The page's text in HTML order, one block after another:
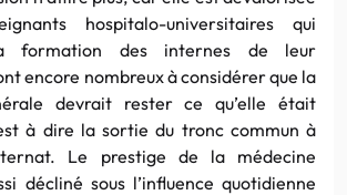
hospitalo-universitaires qui
formation des internes de leur
encore nombreux à considérer que la
devrait rester ce qu’elle était
à dire la sortie du tronc commun à
Le prestige de la médecine
décliné sous l’influence quotidienne